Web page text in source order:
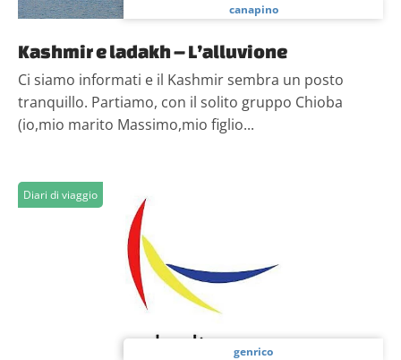
canapino
Kashmir e ladakh – L’alluvione
Ci siamo informati e il Kashmir sembra un posto
tranquillo. Partiamo, con il solito gruppo Chioba
(io,mio marito Massimo,mio figlio...
Diari di viaggio
genrico